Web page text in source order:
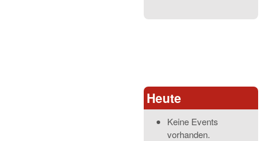
Heute
Keine Events
vorhanden.